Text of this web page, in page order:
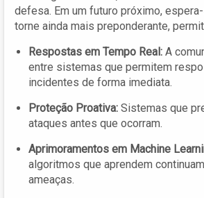
defesa. Em um futuro próximo,
torne ainda mais preponderante,
Respostas em Tempo Real: A
entre sistemas que permitem
incidentes de forma imediata.
Proteção Proativa: Sistemas que
ataques antes que ocorram.
Aprimoramentos em Machine
algoritmos que aprendem
ameaças.